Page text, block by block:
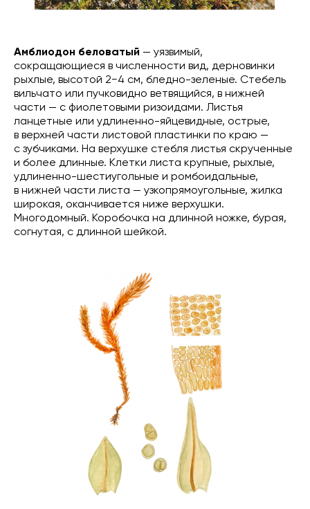
Амблиодон беловатый — уязвимый,
сокращающиеся в численности вид, дерновинки
рыхлые, высотой 2−4 см, бледно-зеленые. Стебель
вильчато или пучковидно ветвящийся, в нижней
части — с фиолетовыми ризоидами. Листья
ланцетные или удлиненно-яйцевидные, острые,
в верхней части листовой пластинки по краю —
с зубчиками. На верхушке стебля листья скрученные
и более длинные. Клетки листа крупные, рыхлые,
удлиненно-шестиугольные и ромбоидальные,
в нижней части листа — узкопрямоугольные, жилка
широкая, оканчивается ниже верхушки.
Многодомный. Коробочка на длинной ножке, бурая,
согнутая, с длинной шейкой.